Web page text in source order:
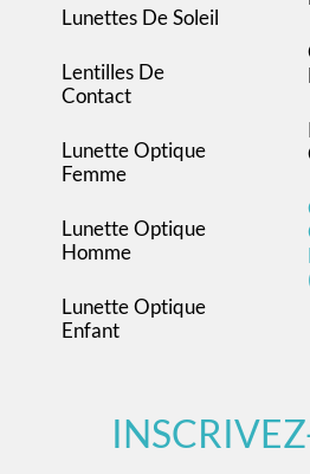
Lunettes De Soleil
Lentilles De
Contact
Lunette Optique
Femme
Lunette Optique
Homme
Lunette Optique
Enfant